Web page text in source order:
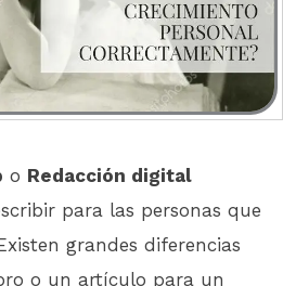
o Redacción digital
para las personas que
grandes diferencias
o un artículo para un